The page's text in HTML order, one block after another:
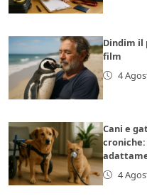
Dindim il
film
4
Cani e
4